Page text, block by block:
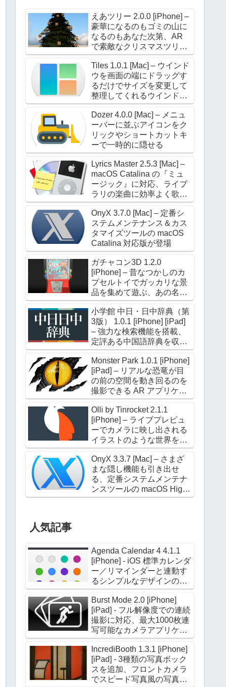
えあツリー 2.0.0 [iPhone] –
豪華になるのもゴミの山に
なるのもあなた次第、AR
で素敵なクリスマスツリー
を飾ろう！
Tiles 1.0.1 [Mac] – ウインド
ウを画面の端にドラッグす
るだけでサイズを変更して
整理してくれるウインドウ
マネージャー
Dozer 4.0.0 [Mac] – メニュ
ーバーに並ぶアイコンをク
リックやショートカットキ
ーで一時的に隠せる
Lyrics Master 2.5.3 [Mac] –
macOS Catalina の『ミュ
ージック』に対応、ライブ
ラリの楽曲に効率よく歌詞
を設定できる
OnyX 3.7.0 [Mac] – 定番シ
ステムメンテナンス＆カス
タマイズツールの macOS
Catalina 対応版が登場
ガチャコン3D 1.2.0
[iPhone] – 昔なつかしのカ
プセルトイでガッカリな景
品を集めて遊ぶ、あの名作
が進化して帰ってきた
小学館 中日・日中辞典（第
3版） 1.0.1 [iPhone] [iPad]
– 強力な検索機能を搭載、
定評ある中国語辞典を収録
した電子辞典アプリケーシ
ョン
Monster Park 1.0.1 [iPhone]
[iPad] – リアルな恐竜が目
の前の空間を動き回るのを
撮影できる AR アプリケー
ション
Olli by Tinrocket 2.1.1
[iPhone] – ライブプレビュ
ーでカメラに映し出される
イラストのような世界を撮
影できるアプリケーション
OnyX 3.3.7 [Mac] – さまざ
まな隠し機能も引き出せ
る、定番システムメンテナ
ンスツールの macOS High
Sierra 対応版
人気記事
Agenda Calendar 4 4.1.1
[iPhone] - iOS 標準カレンダ
ー／リマインダーと連動す
るシンプルなデザインのカ
レンダーアプリケーション
Burst Mode 2.0 [iPhone]
[iPad] - フル解像度での連続
撮影に対応、最大1000枚連
写可能なカメラアプリケー
ション
IncrediBooth 1.3.1 [iPhone]
[iPad] - 3種類の写真ボック
スを追加、フロントカメラ
でスピード写真風の写真を